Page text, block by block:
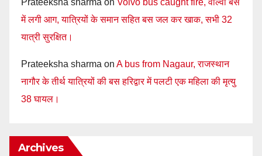
Prateeksha sharma on Volvo bus caught fire, वाल्वो बस
में लगी आग, यात्रियों के समान सहित बस जल कर खाक, सभी 32
यात्री सुरक्षित।
Prateeksha sharma on A bus from Nagaur, राजस्थान
नागौर के तीर्थ यात्रियों की बस हरिद्वार में पलटी एक महिला की मृत्यु
38 घायल।
Archives